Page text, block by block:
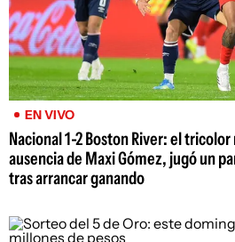
EN VIVO
Nacional 1-2 Boston River: el
ausencia de Maxi Gómez, jugó un
tras arrancar ganando